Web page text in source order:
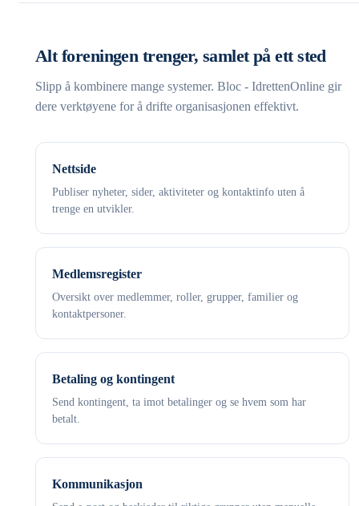
Alt foreningen trenger, samlet på ett sted
Slipp å kombinere mange systemer. Bloc - IdrettenOnline gir
dere verktøyene for å drifte organisasjonen effektivt.
Nettside
Publiser nyheter, sider, aktiviteter og kontaktinfo uten å
trenge en utvikler.
Medlemsregister
Oversikt over medlemmer, roller, grupper, familier og
kontaktpersoner.
Betaling og kontingent
Send kontingent, ta imot betalinger og se hvem som har
betalt.
Kommunikasjon